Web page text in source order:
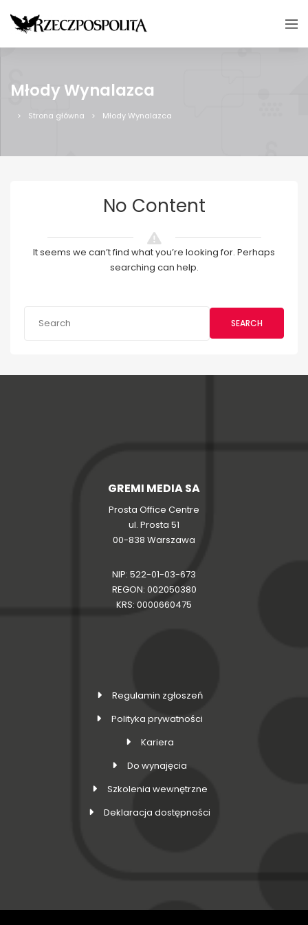
Młody Wynalazca
Strona główna Młody Wynalazca
No Content
It seems we can’t find what you’re looking for. Perhaps
searching can help.
SEARCH
GREMI MEDIA SA
Prosta Office Centre
ul. Prosta 51
00-838 Warszawa
NIP: 522-01-03-673
REGON: 002050380
KRS: 0000660475
Regulamin zgłoszeń
Polityka prywatności
Kariera
Do wynajęcia
Szkolenia wewnętrzne
Deklaracja dostępności